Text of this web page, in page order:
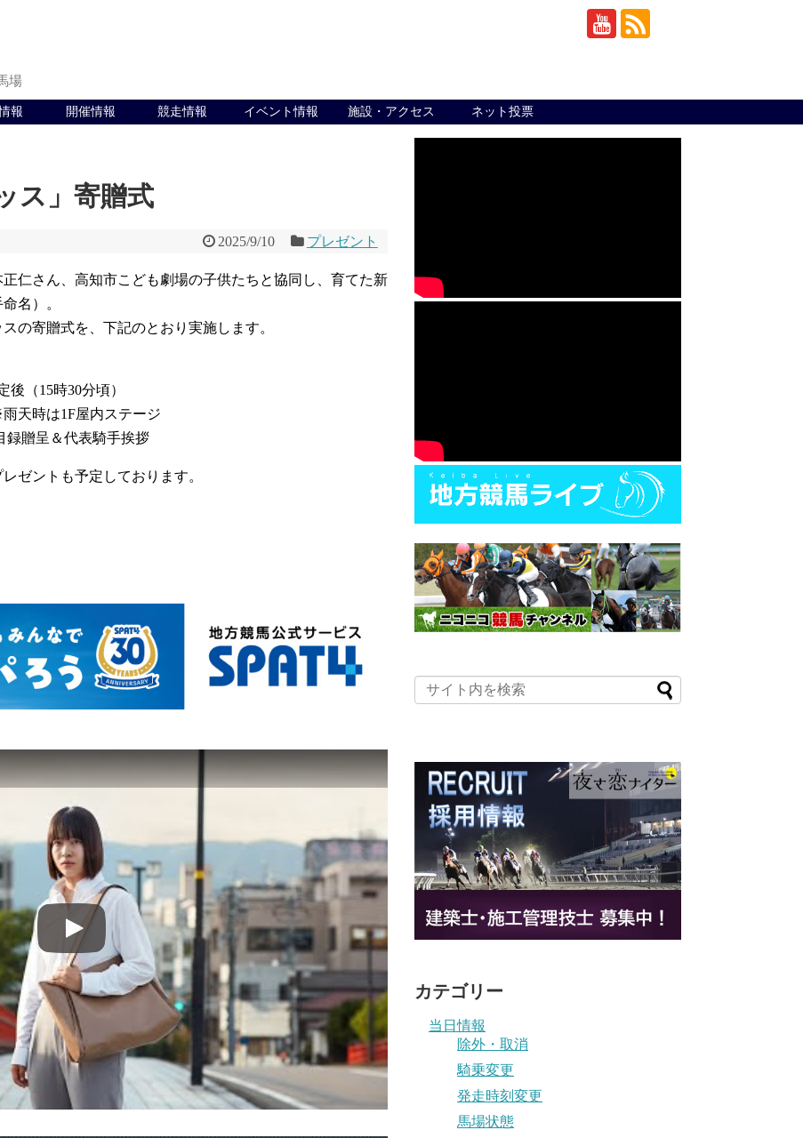
場
報 開催情報 競走情報 イベント情報 施設・アクセス ネット投票
ス」寄贈式
2025/9/10 プレゼント
仁さん、高知市こども劇場の子供たちと協同し、育てた新
名）。
の寄贈式を、下記のとおり実施します。
（15時30分頃）
時は1F屋内ステージ
贈呈＆代表騎手挨拶
ゼントも予定しております。
カテゴリー
当日情報
除外・取消
騎乗変更
発走時刻変更
馬場状態